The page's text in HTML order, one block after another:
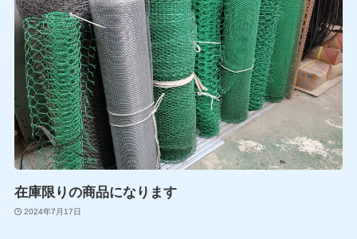
在庫限りの商品になります
2024年7月17日